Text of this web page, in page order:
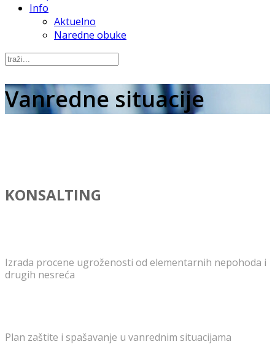
Info
Aktuelno
Naredne obuke
Vanredne situacije
KONSALTING
Izrada procene ugroženosti od elementarnih nepohoda i
drugih nesreća
Plan zaštite i spašavanje u vanrednim situacijama